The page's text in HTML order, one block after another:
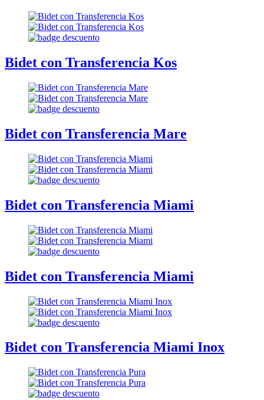
Bidet con Transferencia Kos
Bidet con Transferencia Mare
Bidet con Transferencia Miami
Bidet con Transferencia Miami
Bidet con Transferencia Miami Inox